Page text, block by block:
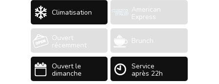
Climatisation American
Express
Ouvert
récemment Brunch
Ouvert le
dimanche
Service
après 22h